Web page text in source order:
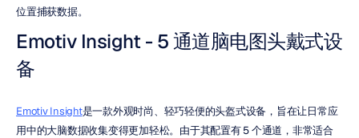
位置捕获数据。
Emotiv Insight - 5 通道脑电图头戴式设
备
Emotiv Insight是一款外观时尚、轻巧轻便的头盔式设备，旨在让日常应
用中的大脑数据收集变得更加轻松。由于其配置有 5 个通道，非常适合